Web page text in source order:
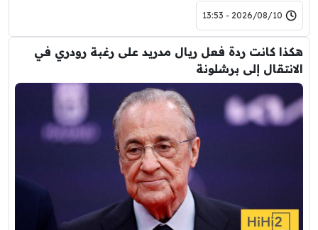
2026/08/10 - 13:53
هكذا كانت ردة فعل ريال مدريد على رغبة رودري في
الانتقال إلى برشلونة